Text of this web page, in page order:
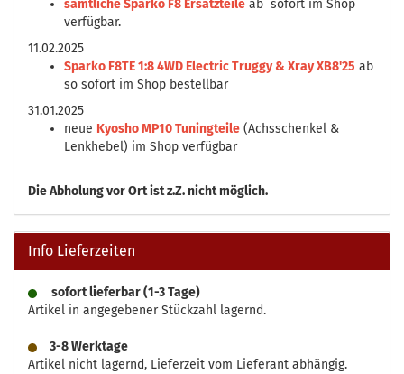
sämtliche Sparko F8 Ersatzteile ab sofort im Shop
verfügbar.
11.02.2025
Sparko F8TE 1:8 4WD Electric Truggy & Xray XB8'25 ab
so sofort im Shop bestellbar
31.01.2025
neue Kyosho MP10 Tuningteile (Achsschenkel &
Lenkhebel) im Shop verfügbar
DieAbholung vor Ort ist z.Z. nicht möglich.
Info Lieferzeiten
sofort lieferbar (1-3 Tage)
Artikel in angegebener Stückzahl lagernd.
3-8 Werktage
Artikel nicht lagernd, Lieferzeit vom Lieferant abhängig.